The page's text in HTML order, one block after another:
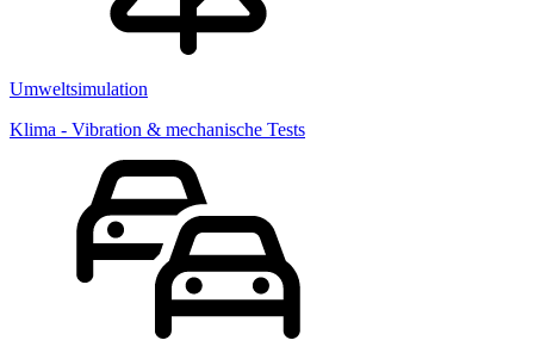
Umweltsimulation
Klima - Vibration & mechanische Tests